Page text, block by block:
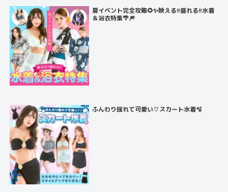
夏イベント完全攻略🌻✨映える!!盛れる!!水着
＆浴衣特集🌴🎆
ふんわり揺れて可愛い♡スカート水着🫧